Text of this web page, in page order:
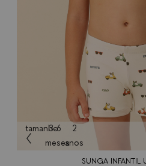
SUNGA INFANTIL
tamanho
3-6
meses
2
anos